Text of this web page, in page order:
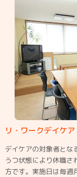
リ・ワークデイケア
デイケアの対象者とな
うつ状態により休職さ
方です。実施日は毎